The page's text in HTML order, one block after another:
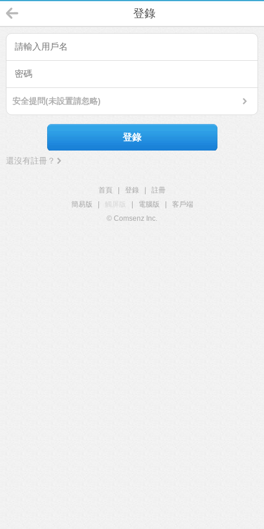
登錄
安全提問(未設置請忽略)
登錄
還沒有註冊？
首頁 登錄
註冊
簡易版
觸屏版 電腦版
客戶端
© Comsenz Inc.